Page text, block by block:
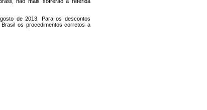
de 2013. Para os descontos
os procedimentos corretos a